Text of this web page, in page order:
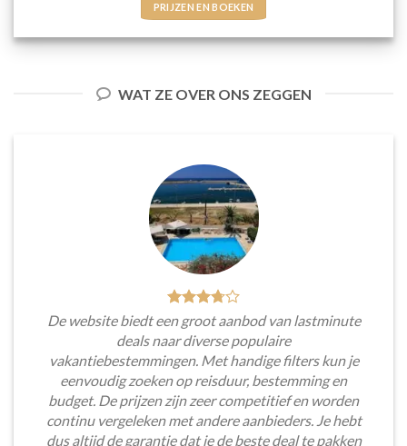
PRIJZEN EN BOEKEN
WAT ZE OVER ONS ZEGGEN
De website biedt een groot aanbod van lastminute
deals naar diverse populaire
vakantiebestemmingen. Met handige filters kun je
eenvoudig zoeken op reisduur, bestemming en
budget. De prijzen zijn zeer competitief en worden
continu vergeleken met andere aanbieders. Je hebt
dus altijd de garantie dat je de beste deal te pakken